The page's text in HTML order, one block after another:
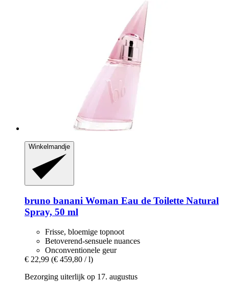
Winkelmandje
bruno banani Woman Eau de Toilette Natural
Spray, 50 ml
Frisse, bloemige topnoot
Betoverend-sensuele nuances
Onconventionele geur
€ 22,99 (€ 459,80 / l)
Bezorging uiterlijk op 17. augustus